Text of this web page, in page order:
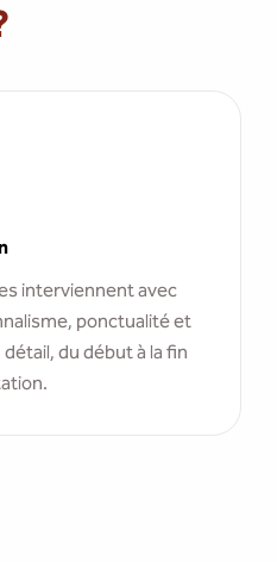
interviennent avec
ponctualité et
détail, du début à la fin